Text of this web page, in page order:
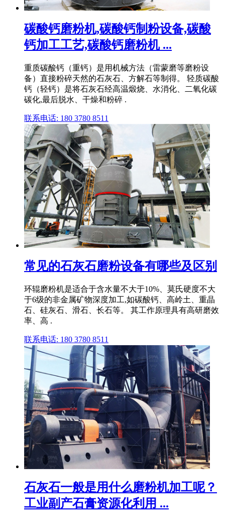
碳酸钙磨粉机,碳酸钙制粉设备,碳酸
钙加工工艺,碳酸钙磨粉机 ...
重质碳酸钙（重钙）是用机械方法（雷蒙磨等磨粉设
备）直接粉碎天然的石灰石、方解石等制得。 轻质碳酸
钙（轻钙）是将石灰石经高温煅烧、水消化、二氧化碳
碳化,最后脱水、干燥和粉碎 .
联系电话: 180 3780 8511
常见的石灰石磨粉设备有哪些及区别
环辊磨粉机是适合于含水量不大于10%、莫氏硬度不大
于6级的非金属矿物深度加工,如碳酸钙、高岭土、重晶
石、硅灰石、滑石、长石等。 其工作原理具有高研磨效
率、高 .
联系电话: 180 3780 8511
石灰石一般是用什么磨粉机加工呢？
工业副产石膏资源化利用 ...